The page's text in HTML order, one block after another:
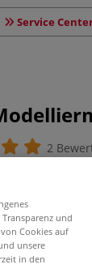
Service
2
und
und
Cookies auf
unsere
in den